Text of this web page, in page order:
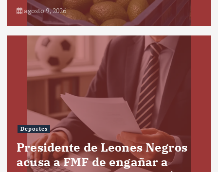
agosto 9, 2026
Deportes
Presidente de Leones Negros
acusa a FMF de engañar a